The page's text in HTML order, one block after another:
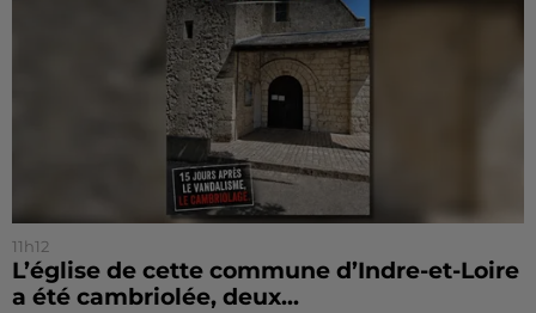
11h12
L’église de cette commune d’Indre-et-Loire
a été cambriolée, deux...